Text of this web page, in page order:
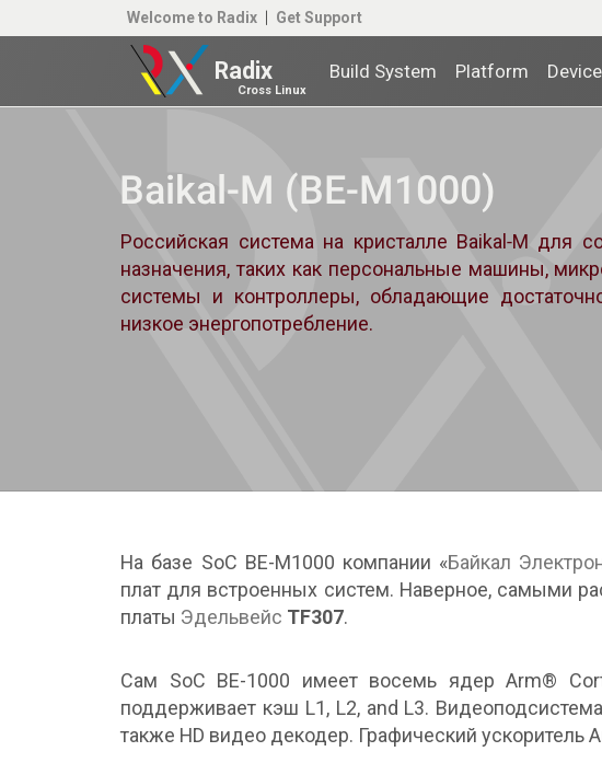
Welcome to Radix Get Support
Radix
Cross Linux
Build System Platform
Baikal‑M (BE‑M1000)
Российская система на кристалле Baikal‑M для
назначения, таких как персональные машины,
системы и контроллеры, обладающие
низкое энергопотребление.
На базе SoC BE-M1000 компании «Байкал
плат для встроенных систем. Наверное, самыми
платы Эдельвейс TF307.
Сам SoC BE-1000 имеет восемь ядер Arm®
поддерживает кэш L1, L2, and L3.
также HD видео декодер. Графический